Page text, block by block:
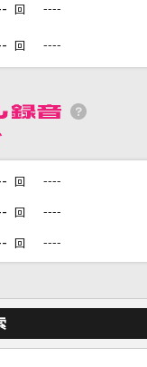
の新曲・ランキングなど
オケ最新情報をチェック！
カラオケをもっと楽しもう！
や友達と一緒に！練習にも！
回 ----
回 ----
回 ----
回 ----
回 ----